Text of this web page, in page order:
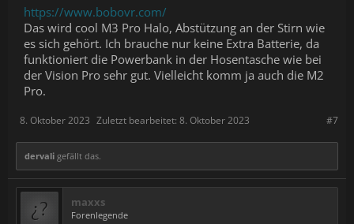
https://www.bobovr.com/
Das wird cool M3 Pro Halo, Abstützung an der Stirn wie
es sich gehört. Ich brauche nur keine Extra Batterie, da
funktioniert die Powerbank in der Hosentasche wie bei
der Vision Pro sehr gut. Vielleicht komm ja auch die M2
Pro.
#7
8. Oktober 2023 Zuletzt bearbeitet: 8. Oktober 2023
dervali gefällt das.
maxxs
Forenlegende